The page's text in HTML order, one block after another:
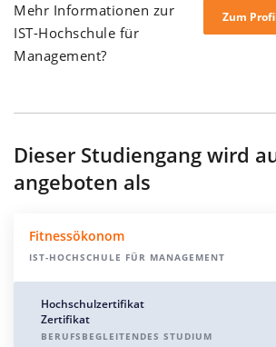
Mehr Informationen zur
IST-Hochschule für
Management?
Zum
Dieser Studiengang wird
angeboten als
Fitnessökonom
IST-HOCHSCHULE FÜR MANAGEMENT
Hochschulzertifikat
Zertifikat
BERUFSBEGLEITENDES STUDIUM